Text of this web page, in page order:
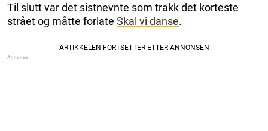
Til slutt var det sistnevnte som trakk det korteste
strået og måtte forlate Skal vi danse.